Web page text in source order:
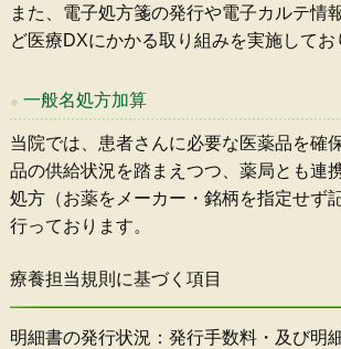
また、電子処方箋の発行や電子カルテ情
ど医療DXにかかる取り組みを実施してお
一般名処方加算
当院では、患者さんに必要な医薬品を確
品の供給状況を踏まえつつ、薬局とも連
処方（お薬をメーカー・銘柄を指定せず
行っております。
療養担当規則に基づく項目
明細書の発行状況：発行手数料・及び明